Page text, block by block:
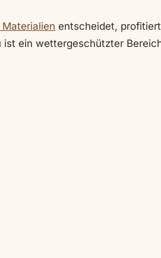
entscheidet,
ein wettergeschützter